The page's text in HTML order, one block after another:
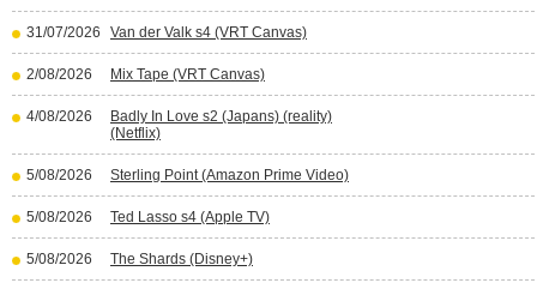
31/07/2026 Van der Valk s4 (VRT Canvas)
2/08/2026 Mix Tape (VRT Canvas)
4/08/2026
Badly In Love s2 (Japans) (reality)
(Netflix)
5/08/2026 Sterling Point (Amazon Prime Video)
5/08/2026 Ted Lasso s4 (Apple TV)
5/08/2026 The Shards (Disney+)